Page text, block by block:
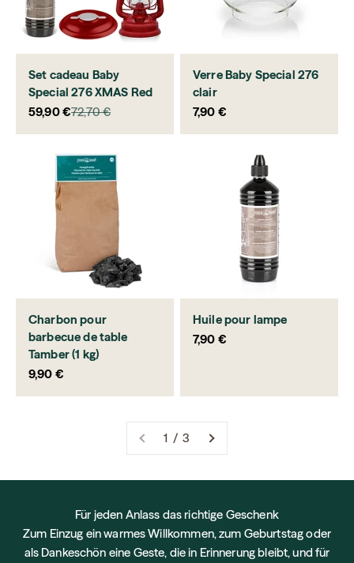
Set cadeau Baby
Special 276 XMAS Red
Prix de vente
59,90 €Prix normal
72,70 €
Verre Baby Special 276
clair
Prix de vente
7,90 €
Charbon pour
barbecue de table
Tamber (1 kg)
Prix de vente
9,90 €
Huile pour lampe
Prix de vente
7,90 €
1 / 3
Für jeden Anlass das richtige Geschenk
Zum Einzug ein warmes Willkommen, zum Geburtstag oder
als Dankeschön eine Geste, die in Erinnerung bleibt, und für